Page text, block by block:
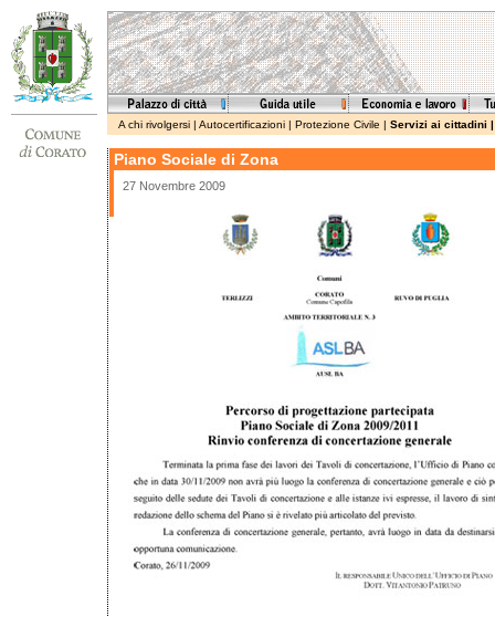
A chi rivolgersi | Autocertificazioni | Protezione Civile | Servizi ai cittadini
Piano Sociale di Zona
27 Novembre 2009